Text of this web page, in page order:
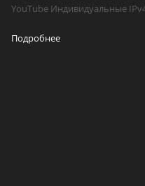
YouTube Индивидуальные
Подробнее